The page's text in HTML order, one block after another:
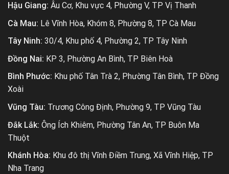
Hậu Giang: Âu Cơ, Khu vực 4, Phường V, TP Vị Thanh
Cà Mau: Lê Vĩnh Hòa, Khóm 8, Phường 8, TP Cà Mau
Tây Ninh: 30/4, Khu phố 4, Phường 2, TP Tây Ninh
Đồng Nai: KP 3, Phường An Bình, TP Biên Hoà
Bình Phước: Khu phố Tân Trà 2, Phường Tân Bình, TP Đồng
Xoài
Vũng Tàu: Trương Công Định, Phường 9, TP Vũng Tàu
Đắk Lắk: Ông Ích Khiêm, Phường Tân An, TP Buôn Ma
Thuột
Khánh Hòa: Khu đô thị Vĩnh Điềm Trung, Xã Vĩnh Hiệp, TP
Nha Trang